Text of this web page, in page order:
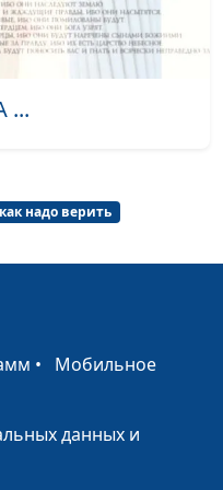
священнослужитель,
доктор
практической
священнослужитель,
Андрей Качалаба,
практической
...
как надо верить
• Мобильное
данных и